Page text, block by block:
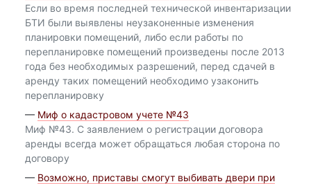
Если во время последней технической инвентаризации
БТИ были выявлены неузаконенные изменения
планировки помещений, либо если работы по
перепланировке помещений произведены после 2013
года без необходимых разрешений, перед сдачей в
аренду таких помещений необходимо узаконить
перепланировку
— Миф о кадастровом учете №43
Миф №43. С заявлением о регистрации договора
аренды всегда может обращаться любая сторона по
договору
— Возможно, приставы смогут выбивать двери при